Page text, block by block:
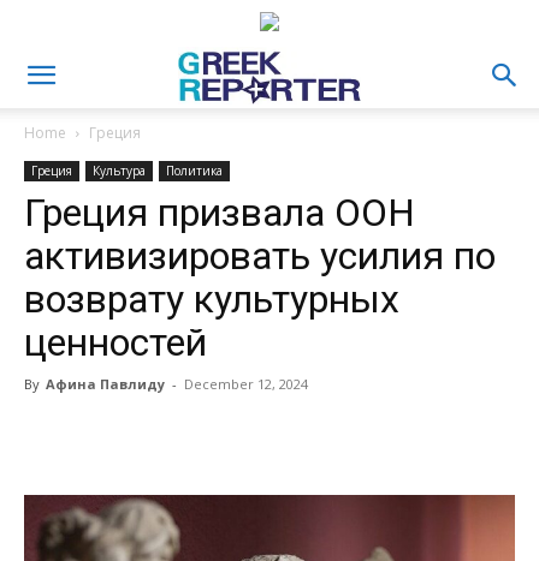
Home Греция
Греция Культура Политика
Греция призвала ООН
активизировать усилия по
возврату культурных
ценностей
By Афина Павлиду - December 12, 2024